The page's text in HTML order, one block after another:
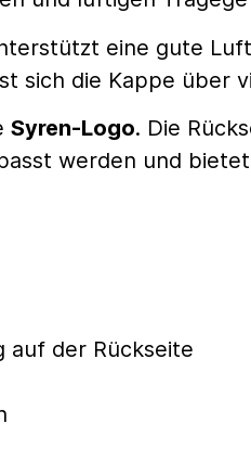
eine gute
sich die Kappe über
Syren-Logo. Die
werden und
auf der Rückseite